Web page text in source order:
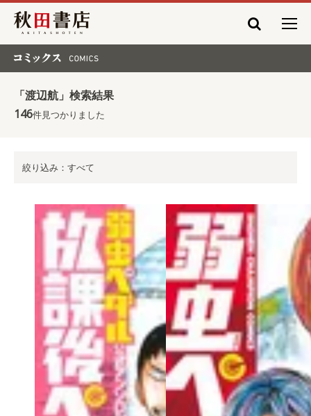
秋田書店
「渡辺航」検索結果
146件見つかりました
絞り込み：すべて